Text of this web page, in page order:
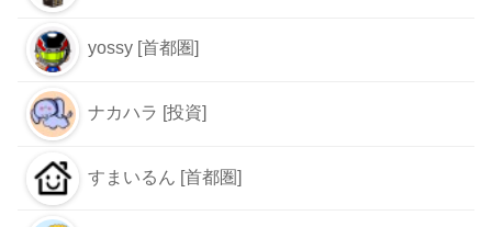
yossy [首都圏]
ナカハラ [投資]
すまいるん [首都圏]